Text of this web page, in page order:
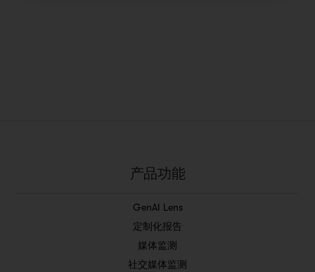
产品功能
GenAI Lens
定制化报告
媒体监测
社交媒体监测